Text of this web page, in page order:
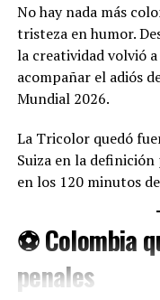
📅 Miércoles
🏟️ Atlanta
🕒 3:00 p. m. (hora
🏆 Cuatro
objetivo
Francia, España,
cuatro de las
FIFA y llegan a la
levantar la Copa del
No hay nada más
tristeza en humor.
la creatividad volvió
acompañar el adiós
Mundial 2026.
La Tricolor quedó
Suiza en la
en los 120 minutos
⚽ Colombia
penales